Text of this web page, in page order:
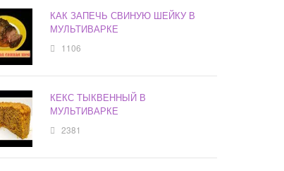
КАК ЗАПЕЧЬ СВИНУЮ ШЕЙКУ В
МУЛЬТИВАРКЕ
1106
КЕКС ТЫКВЕННЫЙ В
МУЛЬТИВАРКЕ
2381